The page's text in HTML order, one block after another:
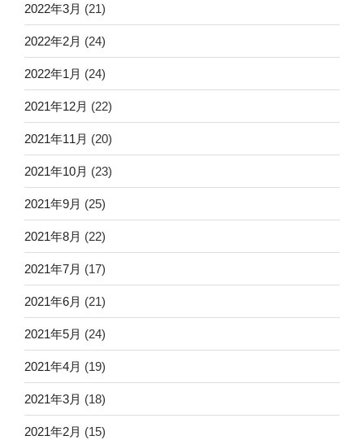
2022年3月 (21)
2022年2月 (24)
2022年1月 (24)
2021年12月 (22)
2021年11月 (20)
2021年10月 (23)
2021年9月 (25)
2021年8月 (22)
2021年7月 (17)
2021年6月 (21)
2021年5月 (24)
2021年4月 (19)
2021年3月 (18)
2021年2月 (15)